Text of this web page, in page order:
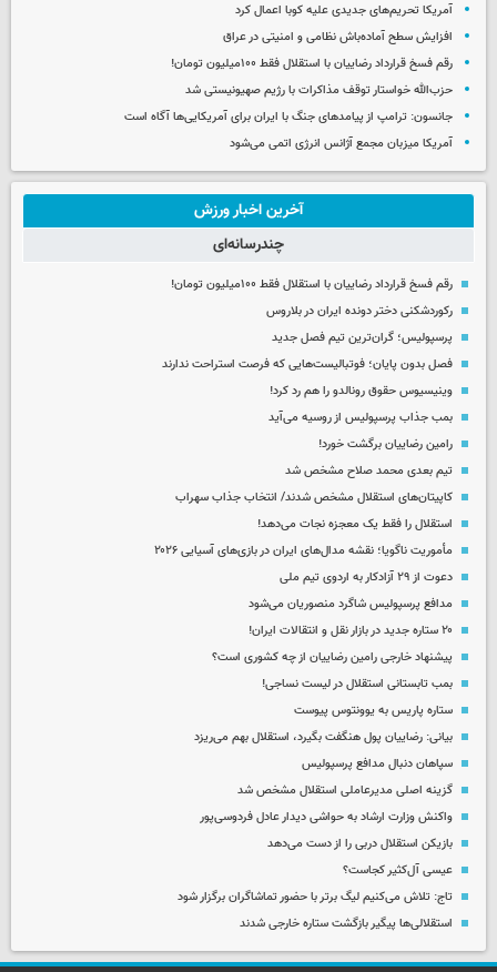
آمریکا تحریم‌های جدیدی علیه کوبا اعمال کرد
افزایش سطح آماده‌باش نظامی و امنیتی در عراق
رقم فسخ قرارداد رضاییان با استقلال فقط ۱۰۰میلیون تومان!
حزب‌الله خواستار توقف مذاکرات با رژیم صهیونیستی شد
جانسون: ترامپ از پیامدهای جنگ با ایران برای آمریکایی‌ها آگاه است
آمریکا میزبان مجمع آژانس انرژی اتمی می‌شود
آخرین اخبار ورزش
چندرسانه‌ای
رقم فسخ قرارداد رضاییان با استقلال فقط ۱۰۰میلیون تومان!
رکوردشکنی دختر دونده ایران در بلاروس
پرسپولیس؛ گران‌ترین تیم فصل جدید
فصل بدون پایان؛ فوتبالیست‌هایی که فرصت استراحت ندارند
وینیسیوس حقوق رونالدو را هم رد کرد!
بمب جذاب پرسپولیس از روسیه می‌آید
رامین رضاییان برگشت خورد!
تیم بعدی محمد صلاح مشخص شد
کاپیتان‌های استقلال مشخص شدند/ انتخاب جذاب سهراب
استقلال را فقط یک معجزه نجات می‌دهد!
مأموریت ناگویا؛ نقشه مدال‌های ایران در بازی‌های آسیایی ۲۰۲۶
دعوت از ۲۹ آزادکار به اردوی تیم ملی
مدافع پرسپولیس شاگرد منصوریان می‌شود
۲۰ ستاره جدید در بازار نقل و انتقالات ایران!
پیشنهاد خارجی رامین رضاییان از چه کشوری است؟
بمب تابستانی استقلال در لیست نساجی!
ستاره پاریس به یوونتوس پیوست
بیانی: رضاییان پول هنگفت بگیرد، استقلال بهم می‌ریزد
سپاهان دنبال مدافع پرسپولیس
گزینه اصلی مدیرعاملی استقلال مشخص شد
واکنش وزارت ارشاد به حواشی دیدار عادل فردوسی‌پور
بازیکن استقلال دربی را از دست می‌دهد
عیسی آل‌کثیر کجاست؟
تاج: تلاش می‌کنیم لیگ برتر با حضور تماشاگران برگزار شود
استقلالی‌ها پیگیر بازگشت ستاره خارجی شدند